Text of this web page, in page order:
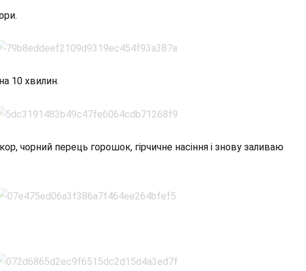
10 хвилин.
чорний перець горошок, гірчичне насіння і знову заливаю